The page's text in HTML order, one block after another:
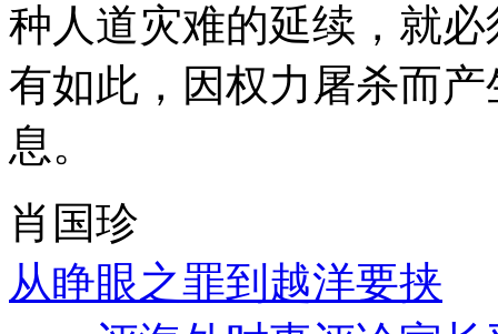
种人道灾难的延续，就
有如此，因权力屠杀而
息。
肖国珍
从睁眼之罪到越洋要挟